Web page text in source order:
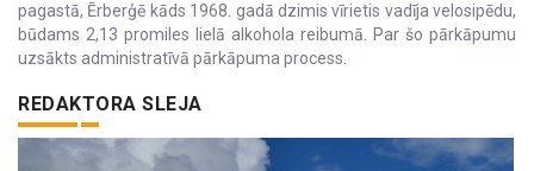
pagastā, Ērberģē kāds 1968. gadā dzimis vīrietis vadīja velosipēdu,
būdams 2,13 promiles lielā alkohola reibumā. Par šo pārkāpumu
uzsākts administratīvā pārkāpuma process.
REDAKTORA SLEJA